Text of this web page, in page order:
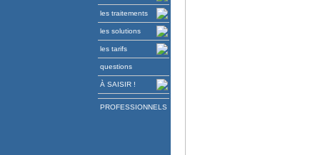
les traitements
les solutions
les tarifs
questions
À SAISIR !
PROFESSIONNELS